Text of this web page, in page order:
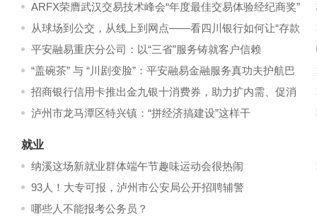
ARFX荣膺武汉交易技术峰会“年度最佳交易体验经纪商奖”
从球场到公交，从线上到网点——看四川银行如何让“存款
保险”深入人心
平安融易重庆分公司：以“三省”服务铸就客户信赖
“盖碗茶” 与 “川剧变脸”：平安融易金融服务真功夫护航巴
蜀小微企业高质量发展
招商银行信用卡推出金九银十消费券，助力扩内需、促消
费
泸州市龙马潭区特兴镇：“拼经济搞建设”这样干
就业
纳溪这场新就业群体端午节趣味运动会很热闹
93人！大专可报，泸州市公安局公开招聘辅警
哪些人不能报考公务员？